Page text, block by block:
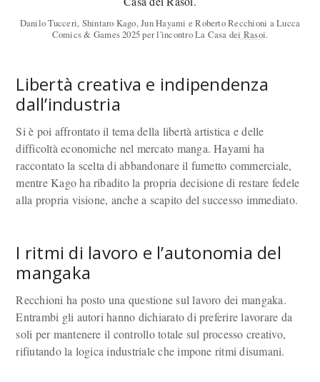
Danilo Tucceri, Shintaro Kago, Jun Hayami e Roberto Recchioni a Lucca
Comics & Games 2025 per l'incontro La Casa dei Rasoi.
Libertà creativa e indipendenza
dall’industria
Si è poi affrontato il tema della libertà artistica e delle
difficoltà economiche nel mercato manga. Hayami ha
raccontato la scelta di abbandonare il fumetto commerciale,
mentre Kago ha ribadito la propria decisione di restare fedele
alla propria visione, anche a scapito del successo immediato.
I ritmi di lavoro e l’autonomia del
mangaka
Recchioni ha posto una questione sul lavoro dei mangaka.
Entrambi gli autori hanno dichiarato di preferire lavorare da
soli per mantenere il controllo totale sul processo creativo,
rifiutando la logica industriale che impone ritmi disumani.